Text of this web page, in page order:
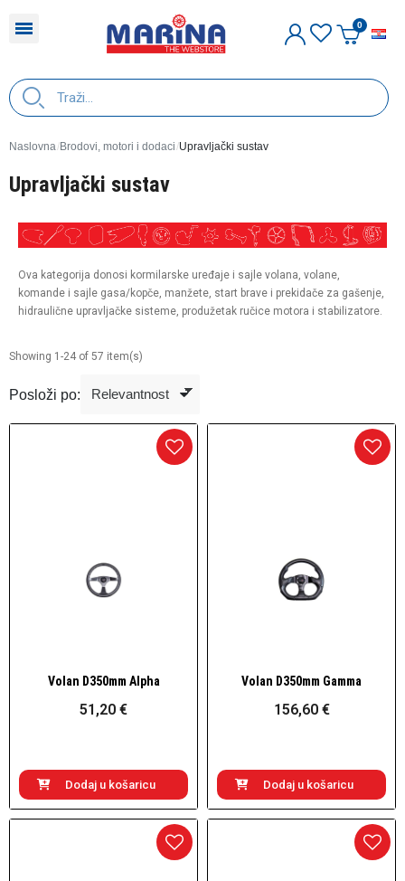
Naslovna Brodovi, motori i dodaci Upravljački sustav
Upravljački sustav
Ova kategorija donosi kormilarske uređaje i sajle volana, volane,
komande i sajle gasa/kopče, manžete, start brave i prekidače za gašenje,
hidraulične upravljačke sisteme, produžetak ručice motora i stabilizatore.
Showing 1-24 of 57 item(s)
Posloži po:
Brzi pogled
Volan D350mm Alpha
51,20 €
Dodaj u košaricu
Brzi pogled
Volan D350mm Gamma
156,60 €
Dodaj u košaricu